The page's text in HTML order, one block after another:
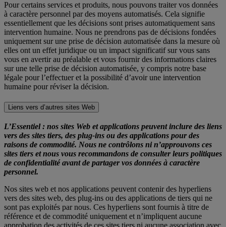
Pour certains services et produits, nous pouvons traiter vos données
à caractère personnel par des moyens automatisés. Cela signifie
essentiellement que les décisions sont prises automatiquement sans
intervention humaine. Nous ne prendrons pas de décisions fondées
uniquement sur une prise de décision automatisée dans la mesure où
elles ont un effet juridique ou un impact significatif sur vous sans
vous en avertir au préalable et vous fournir des informations claires
sur une telle prise de décision automatisée, y compris notre base
légale pour l’effectuer et la possibilité d’avoir une intervention
humaine pour réviser la décision.
Liens vers d’autres sites Web
L’Essentiel : nos sites Web et applications peuvent inclure des liens
vers des sites tiers, des plug-ins ou des applications pour des
raisons de commodité. Nous ne contrôlons ni n’approuvons ces
sites tiers et nous vous recommandons de consulter leurs politiques
de confidentialité avant de partager vos données à caractère
personnel.
Nos sites web et nos applications peuvent contenir des hyperliens
vers des sites web, des plug-ins ou des applications de tiers qui ne
sont pas exploités par nous. Ces hyperliens sont fournis à titre de
référence et de commodité uniquement et n’impliquent aucune
approbation des activités de ces sites tiers ni aucune association avec